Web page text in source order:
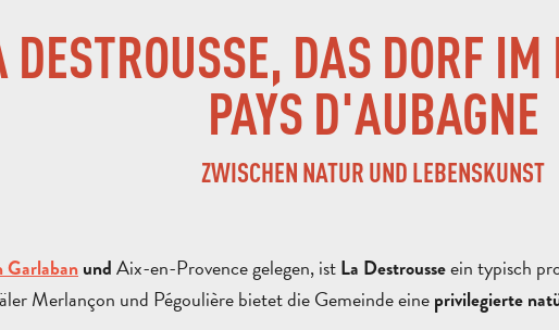
DESTROUSSE, DAS DORF IM
PAYS D'AUBAGNE
ZWISCHEN NATUR UND LEBENSKUNST
Garlaban und Aix-en-Provence gelegen, ist La Destrousseein typisch
Merlançon und Pégoulière bietet die Gemeinde eine privilegierte